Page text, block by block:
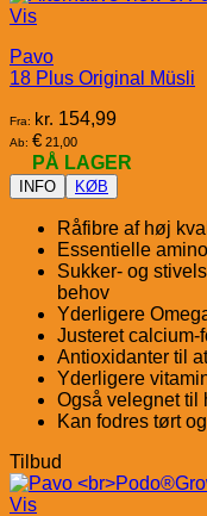
Vis
Pavo
18 Plus Original Müsli
Fra: kr. 154,99
Ab: € 21,00
PÅ LAGER
INFO KØB
Råfibre af høj
Essentielle
Sukker- og
behov
Yderligere
Justeret calcium-
Antioxidanter til
Yderligere
Også velegnet til
Kan fodres tørt
Tilbud
Vis